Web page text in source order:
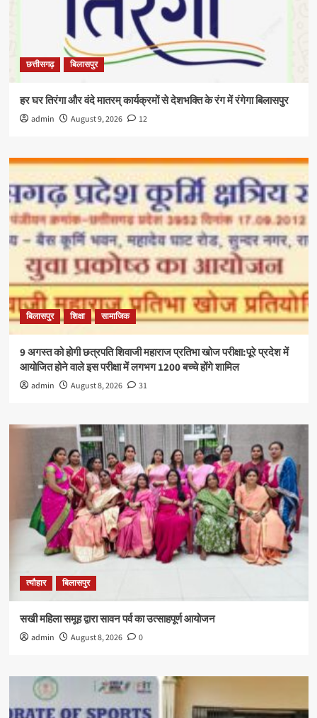
छत्तीसगढ़ बिलासपुर
हर घर तिरंगा और वंदे मातरम् कार्यक्रमों से देशभक्ति के रंग में रंगेगा बिलासपुर
admin August 9, 2026 12
बिलासपुर शिक्षा सामाजिक
9 अगस्त को होगी छत्रपति शिवाजी महाराज प्रतिभा खोज परीक्षा:पूरे प्रदेश में
आयोजित होने वाले इस परीक्षा में लगभग 1200 बच्चे होंगे शामिल
admin August 8, 2026 31
त्यौहार बिलासपुर
सखी महिला समूह द्वारा सावन पर्व का उत्साहपूर्ण आयोजन
admin August 8, 2026 0